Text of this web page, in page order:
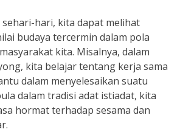
hari, kita dapat melihat
budaya tercermin dalam pola
kita. Misalnya, dalam
kita belajar tentang kerja sama
dalam menyelesaikan suatu
dalam tradisi adat istiadat, kita
hormat terhadap sesama dan